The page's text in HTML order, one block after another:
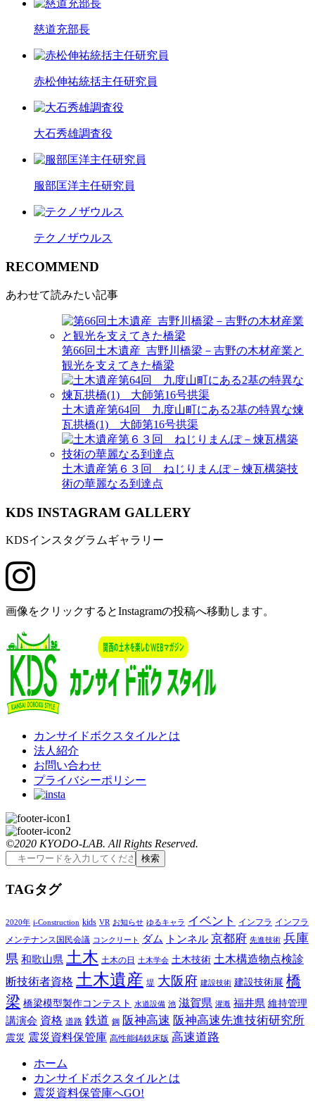
慈道充部長
赤松伸祐統括主任研究員
大石秀雄調査役
服部匡洋主任研究員
テクノザウルス
RECOMMEND
あわせて読みたい記事
第66回土木遺産_吉野川橋梁－吉野の木材産業と
観光を支えてきた橋梁
土木遺産第64回 九度山町にある2基の特異な煉
瓦拱橋(1) 大師第16号拱渠
土木遺産第６３回 ねじりまんぽ－煉瓦構築技
術の華麗なる到達点
KDS INSTAGRAM GALLERY
KDSインスタグラムギャラリー
画像をクリックするとInstagramの投稿へ移動します。
カンサイドボクスタイルとは
法人紹介
お問い合わせ
プライバシーポリシー
©2020 KYODO-LAB. All Rights Reserved.
TAGタグ
2020年 i-Construction kids VR お知らせ ゆるキャラ イベント インフラ インフラ
メンテナンス国民会議
コンクリート ダム トンネル 京都府 先進技術 兵庫
県 和歌山県 土木 土木の日 土木学会 土木技術 土木構造物点検診
断技術者資格 土木遺産 堤 大阪府 建設技術 建設技術展 橋
梁 橋梁模型製作コンテスト 水道設備 池 滋賀県 灌漑 福井県 維持管理
講演会 資格 道路 鉄道 鋼 阪神高速 阪神高速先進技術研究所
震災 震災資料保管庫 高性能鋳鉄床版 高速道路
ホーム
カンサイドボクスタイルとは
震災資料保管庫へGO!